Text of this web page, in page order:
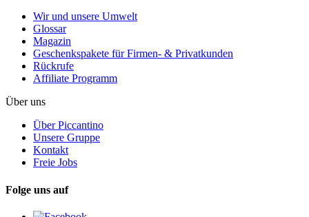
Wir und unsere Umwelt
Glossar
Magazin
Geschenkspakete für Firmen- & Privatkunden
Rückrufe
Affiliate Programm
Über uns
Über Piccantino
Unsere Gruppe
Kontakt
Freie Jobs
Folge uns auf